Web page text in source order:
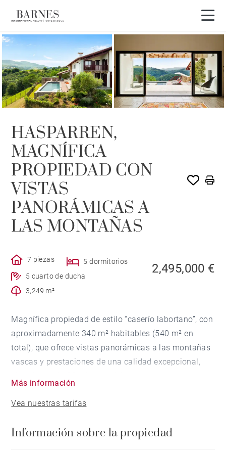
Recorrido en vídeo
HASPARREN,
MAGNÍFICA
PROPIEDAD CON
VISTAS
PANORÁMICAS A
LAS MONTAÑAS
7 piezas
5 dormitorios
5 cuarto de ducha
3,249 m²
2,495,000 €
Magnífica propiedad de estilo “caserío labortano”, con
aproximadamente 340 m² habitables (540 m² en
total), que ofrece vistas panorámicas a las montañas
vascas y prestaciones de una calidad excepcional,
golf de la costa vasca.
Orientada al sur y muy luminosa, la vivienda dispone
Más información
Vea nuestras tarifas
Información sobre la propiedad